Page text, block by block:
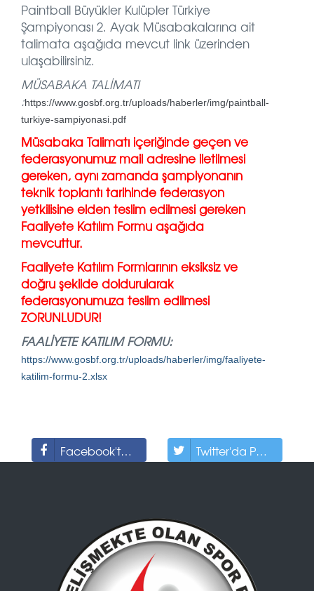
Paintball Büyükler Kulüpler Türkiye
Şampiyonası 2. Ayak Müsabakalarına ait
talimata aşağıda mevcut link üzerinden
ulaşabilirsiniz.
MÜSABAKA TALİMATI
:https://www.gosbf.org.tr/uploads/haberler/img/paintball-
turkiye-sampiyonasi.pdf
Müsabaka Talimatı içeriğinde geçen ve
federasyonumuz mail adresine iletilmesi
gereken, aynı zamanda şampiyonanın
teknik toplantı tarihinde federasyon
yetkilisine elden teslim edilmesi gereken
Faaliyete Katılım Formu aşağıda
mevcuttur.
Faaliyete Katılım Formlarının eksiksiz ve
doğru şekilde doldurularak
federasyonumuza teslim edilmesi
ZORUNLUDUR!
FAALİYETE KATILIM FORMU:
https://www.gosbf.org.tr/uploads/haberler/img/faaliyete-
katilim-formu-2.xlsx
Facebook'ta Paylaş Twitter'da Paylaş